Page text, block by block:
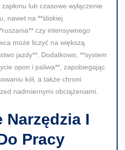
lub czasowe wyłączenie
nawet na **śliskiej
czy intensywnego
może liczyć na większą
jazdy**. Dodatkowo, **system
opon i paliwa**, zapobiegając
kół, a także chroni
nadmiernymi obciążeniami.
Narzędzia I
Pracy